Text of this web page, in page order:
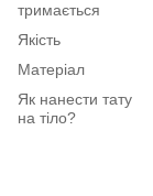
тримається
Якість
Матеріал
Як нанести тату
на тіло?